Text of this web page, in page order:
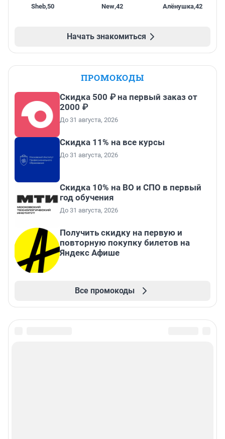
Sheb,50 New,42 Алёнушка,42
Начать знакомиться
ПРОМОКОДЫ
Скидка 500 ₽ на первый заказ от
2000 ₽
До 31 августа, 2026
Скидка 11% на все курсы
До 31 августа, 2026
Скидка 10% на ВО и СПО в первый
год обучения
До 31 августа, 2026
Получить скидку на первую и
повторную покупку билетов на
Яндекс Афише
Все промокоды